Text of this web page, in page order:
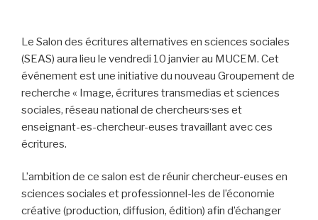
Le Salon des écritures alternatives en sciences sociales
(SEAS) aura lieu le vendredi 10 janvier au MUCEM. Cet
événement est une initiative du nouveau Groupement de
recherche « Image, écritures transmedias et sciences
sociales, réseau national de chercheurs·ses et
enseignant-es-chercheur-euses travaillant avec ces
écritures.
L’ambition de ce salon est de réunir chercheur-euses en
sciences sociales et professionnel-les de l’économie
créative (production, diffusion, édition) afin d’échanger